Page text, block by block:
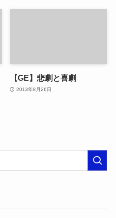
【GE】悲劇と喜劇
2013年8月26日